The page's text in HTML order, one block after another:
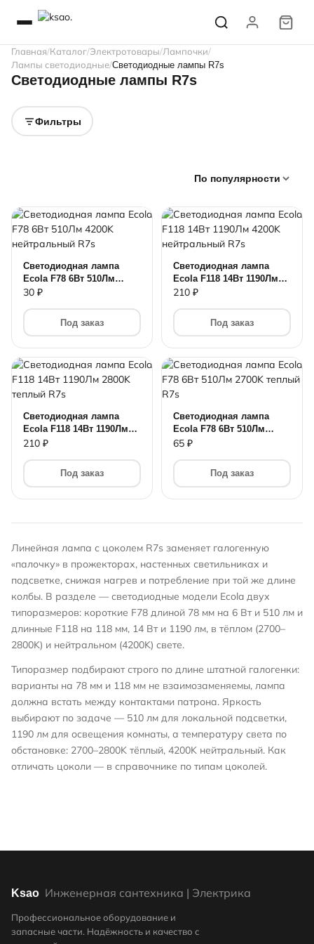
Главная Каталог Электротовары Лампочки
Лампы светодиодные Светодиодные лампы R7s
Светодиодные лампы R7s
Фильтры
По популярности
Светодиодная лампа
Ecola F78 6Вт 510Лм
4200K нейтральный R7s
30 ₽
Под заказ
Светодиодная лампа
Ecola F118 14Вт 1190Лм
4200K нейтральный R7s
210 ₽
Под заказ
Светодиодная лампа
Ecola F118 14Вт 1190Лм
2800K теплый R7s
210 ₽
Под заказ
Светодиодная лампа
Ecola F78 6Вт 510Лм
2700K теплый R7s
65 ₽
Под заказ
Линейная лампа с цоколем R7s заменяет галогенную
«палочку» в прожекторах, настенных светильниках и
подсветке, снижая нагрев и потребление при той же длине
колбы. В разделе — светодиодные модели Ecola двух
типоразмеров: короткие F78 длиной 78 мм на 6 Вт и 510 лм и
длинные F118 на 118 мм, 14 Вт и 1190 лм, в тёплом (2700–
2800K) и нейтральном (4200K) свете.
Типоразмер подбирают строго по длине штатной галогенки:
варианты на 78 мм и 118 мм не взаимозаменяемы, лампа
должна встать между контактами патрона. Яркость
выбирают по задаче — 510 лм для локальной подсветки,
1190 лм для освещения комнаты, а температуру света по
обстановке: 2700–2800K тёплый, 4200K нейтральный. Как
отличать цоколи — в справочнике по типам цоколей.
Ksao Инженерная сантехника | Электрика
Профессиональное оборудование и
запасные части. Надёжность и качество с